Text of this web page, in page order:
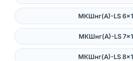
МКШнг(А)-LS
МКШнг(А)-LS
МКШнг(А)-LS